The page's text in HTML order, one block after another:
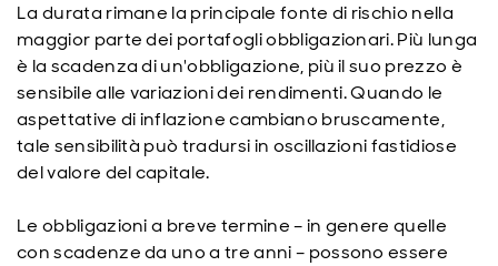
La durata rimane la principale fonte di rischio nella
maggior parte dei portafogli obbligazionari. Più lunga
è la scadenza di un'obbligazione, più il suo prezzo è
sensibile alle variazioni dei rendimenti. Quando le
aspettative di inflazione cambiano bruscamente,
tale sensibilità può tradursi in oscillazioni fastidiose
del valore del capitale.
Le obbligazioni a breve termine – in genere quelle
con scadenze da uno a tre anni – possono essere